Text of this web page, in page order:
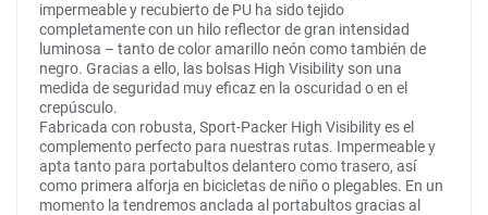
impermeable y recubierto de PU ha sido tejido
completamente con un hilo reflector de gran intensidad
luminosa – tanto de color amarillo neón como también de
negro. Gracias a ello, las bolsas High Visibility son una
medida de seguridad muy eficaz en la oscuridad o en el
crepúsculo.
Fabricada con robusta, Sport-Packer High Visibility es el
complemento perfecto para nuestras rutas. Impermeable y
apta tanto para portabultos delantero como trasero, así
como primera alforja en bicicletas de niño o plegables. En un
momento la tendremos anclada al portabultos gracias al